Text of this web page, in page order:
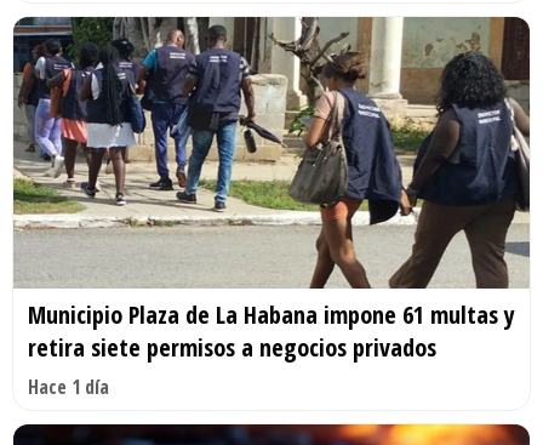
Municipio Plaza de La Habana impone 61 multas y
retira siete permisos a negocios privados
Hace 1 día